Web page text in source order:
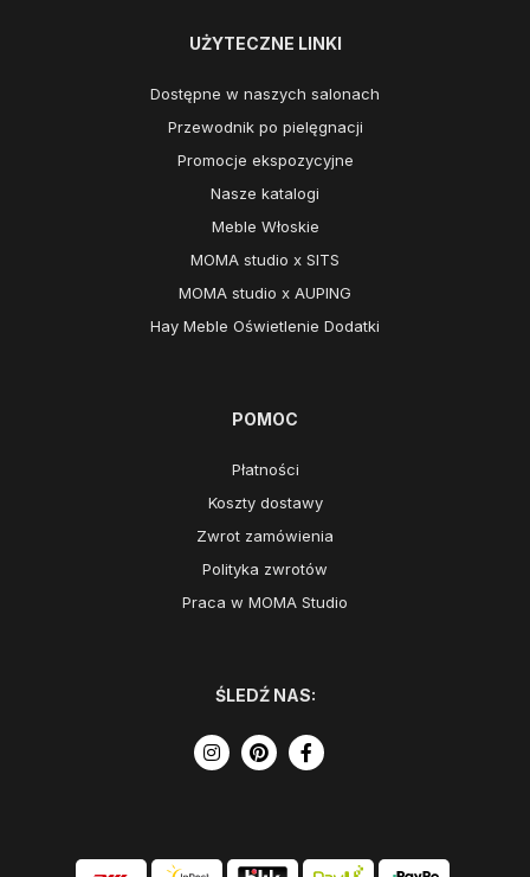
UŻYTECZNE LINKI
Dostępne w naszych salonach
Przewodnik po pielęgnacji
Promocje ekspozycyjne
Nasze katalogi
Meble Włoskie
MOMA studio x SITS
MOMA studio x AUPING
Hay Meble Oświetlenie Dodatki
POMOC
Płatności
Koszty dostawy
Zwrot zamówienia
Polityka zwrotów
Praca w MOMA Studio
ŚLEDŹ NAS: